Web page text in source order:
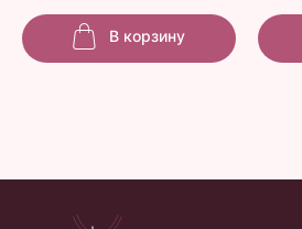
В корзину